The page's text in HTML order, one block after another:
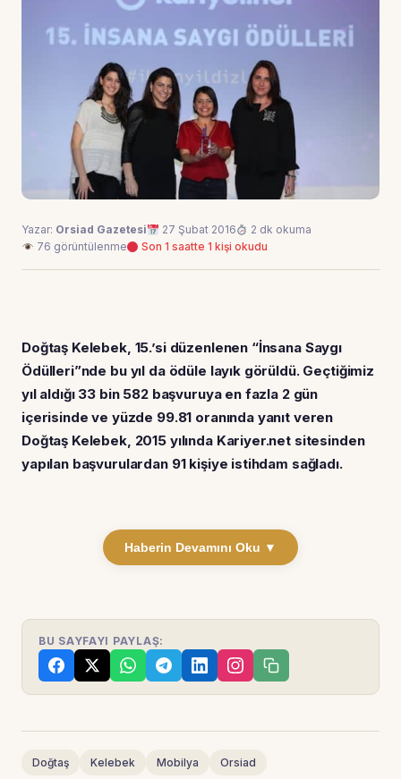
Yazar: Orsiad Gazetesi 27 Şubat 2016
2 dk okuma
76 görüntülenme
Son 1 saatte 1 kişi okudu
Doğtaş Kelebek, 15.’si düzenlenen “İnsana Saygı
Ödülleri”nde bu yıl da ödüle layık görüldü. Geçtiğimiz
yıl aldığı 33 bin 582 başvuruya en fazla 2 gün
içerisinde ve yüzde 99.81 oranında yanıt veren
Doğtaş Kelebek, 2015 yılında Kariyer.net sitesinden
yapılan başvurulardan 91 kişiye istihdam sağladı.
Haberin Devamını Oku ▼
BU SAYFAYI PAYLAŞ:
Doğtaş Kelebek Mobilya Orsiad